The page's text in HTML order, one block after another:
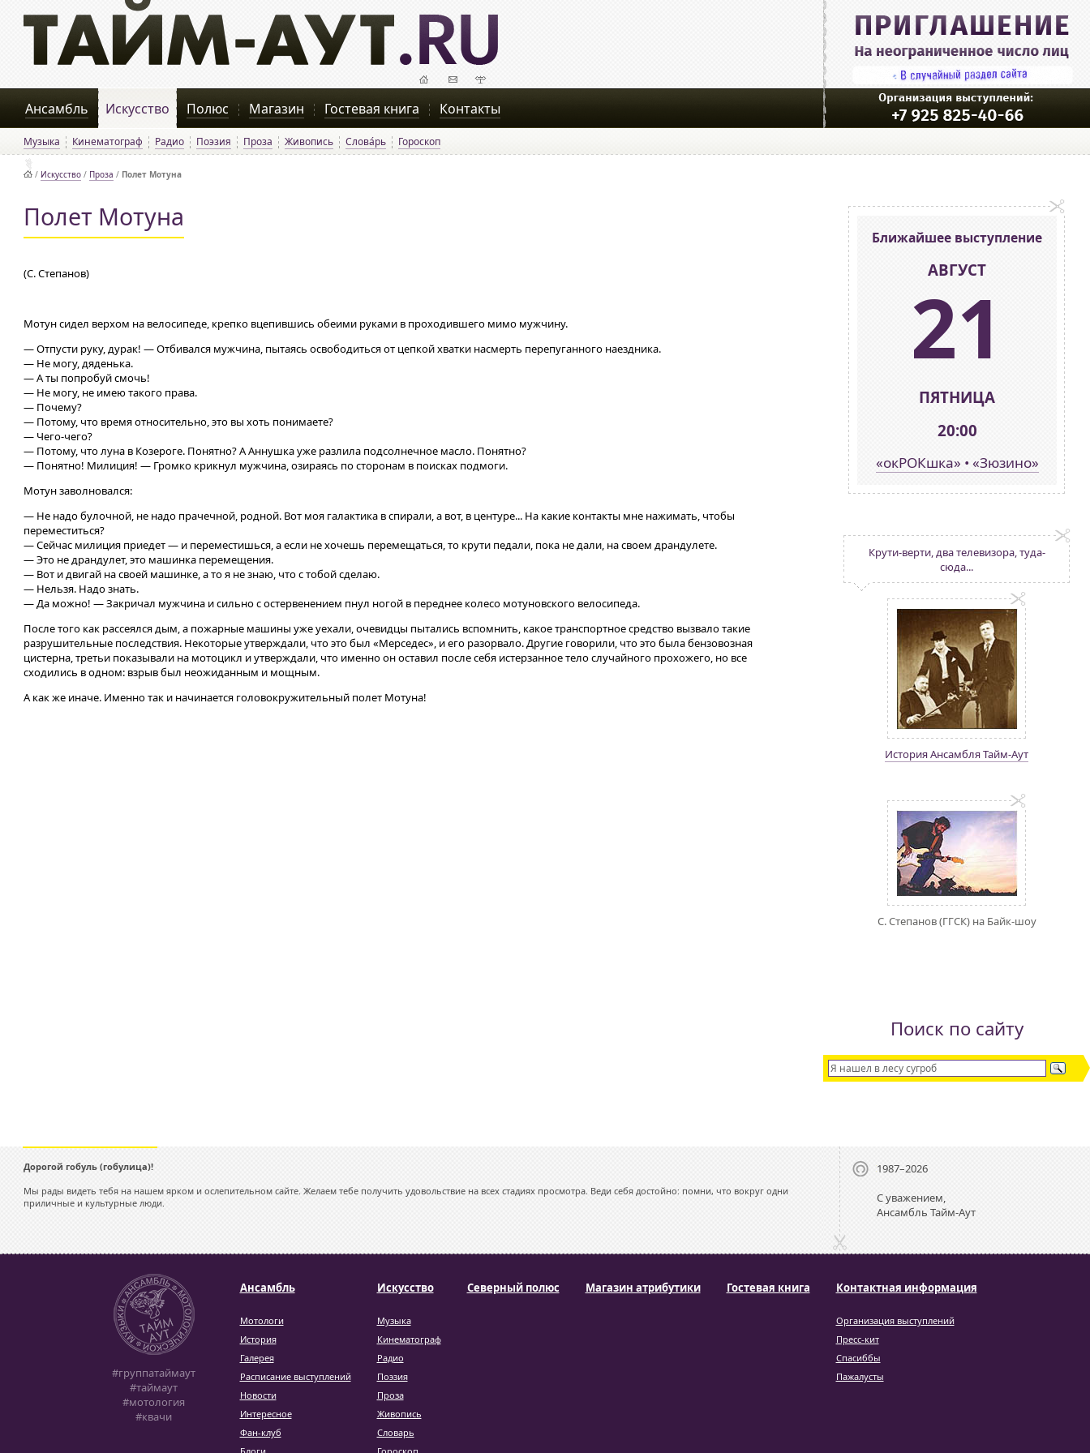
Ансамбль Искусство Полюс Магазин Гостевая книга Контакты
Музыка Кинематограф Радио Поэзия Проза Живопись Слова́рь Гороскоп
/ Искусство / Проза / Полет Мотуна
Полет Мотуна
(С. Степанов)
Мотун сидел верхом на велосипеде, крепко вцепившись обеими руками в проходившего мимо мужчину.
— Отпусти руку, дурак! — Отбивался мужчина, пытаясь освободиться от цепкой хватки насмерть перепуганного наездника.
— Не могу, дяденька.
— А ты попробуй смочь!
— Не могу, не имею такого права.
— Почему?
— Потому, что время относительно, это вы хоть понимаете?
— Чего-чего?
— Потому, что луна в Козероге. Понятно? А Аннушка уже разлила подсолнечное масло. Понятно?
— Понятно! Милиция! — Громко крикнул мужчина, озираясь по сторонам в поисках подмоги.
Мотун заволновался:
— Не надо булочной, не надо прачечной, родной. Вот моя галактика в спирали, а вот, в центуре... На какие контакты мне нажимать, чтобы
переместиться?
— Сейчас милиция приедет — и переместишься, а если не хочешь перемещаться, то крути педали, пока не дали, на своем драндулете.
— Это не драндулет, это машинка перемещения.
— Вот и двигай на своей машинке, а то я не знаю, что с тобой сделаю.
— Нельзя. Надо знать.
— Да можно! — Закричал мужчина и сильно с остервенением пнул ногой в переднее колесо мотуновского велосипеда.
После того как рассеялся дым, а пожарные машины уже уехали, очевидцы пытались вспомнить, какое транспортное средство вызвало такие
разрушительные последствия. Некоторые утверждали, что это был «Мерседес», и его разорвало. Другие говорили, что это была бензовозная
цистерна, третьи показывали на мотоцикл и утверждали, что именно он оставил после себя истерзанное тело случайного прохожего, но все
сходились в одном: взрыв был неожиданным и мощным.
А как же иначе. Именно так и начинается головокружительный полет Мотуна!
Ближайшее выступление
АВГУСТ
21
ПЯТНИЦА
20:00
«окРОКшка» • «Зюзино»
Крути-верти, два телевизора, туда-
сюда...
История Ансамбля Тайм-Аут
С. Степанов (ГГСК) на Байк-шоу
Поиск по сайту
Дорогой гобуль (гобулица)!
Мы рады видеть тебя на нашем ярком и ослепительном сайте. Желаем тебе получить удовольствие на всех стадиях просмотра. Веди себя достойно: помни, что вокруг одни
приличные и культурные люди.
1987–2026
С уважением,
Ансамбль Тайм-Аут
#группатаймаут
#таймаут
#мотология
#квачи
Ансамбль
Мотологи
История
Галерея
Расписание выступлений
Новости
Интересное
Фан-клуб
Искусство
Музыка
Кинематограф
Радио
Поэзия
Проза
Живопись
Словарь
Северный полюс Магазин атрибутики Гостевая книга Контактная информация
Организация выступлений
Пресс-кит
Спасиббы
Пажалусты